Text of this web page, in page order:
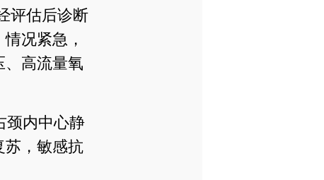
评估后诊断
况紧急，
、高流量氧
颈内中心静
苏，敏感抗